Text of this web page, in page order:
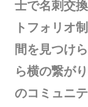
士で名刺交
トフォリオ
間を見つけ
ら横の繋が
のコミュニ